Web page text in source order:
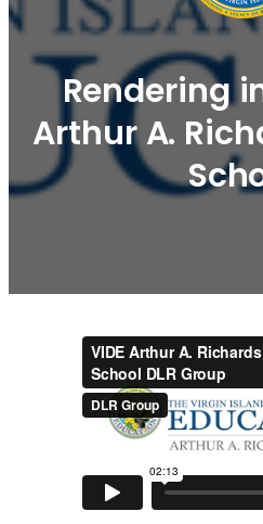
Rendering
Arthur A.